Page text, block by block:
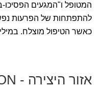
המטופל ו"המגעים הפסיכו-
להתפתחות של הפרעות
כאשר הטיפול מוצלח.
אזור היצירה - AREA OF CREATION